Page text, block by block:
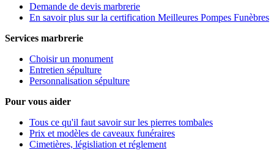
Demande de devis marbrerie
En savoir plus sur la certification Meilleures Pompes Funèbres
Services marbrerie
Choisir un monument
Entretien sépulture
Personnalisation sépulture
Pour vous aider
Tous ce qu'il faut savoir sur les pierres tombales
Prix et modèles de caveaux funéraires
Cimetières, législiation et réglement